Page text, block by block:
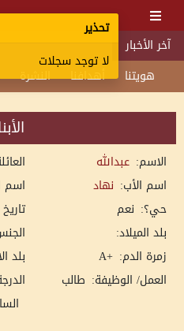
آخر الأخبار
هويتنا
أهدافنا النشرة
الاسم: عبدالله
اسم الأب: نهاد اسم
حي؟: نعم
بلد الميلاد:
زمرة الدم: +A بلد
العمل/ الوظيفة: طالب
تحذير
لا توجد سجلات